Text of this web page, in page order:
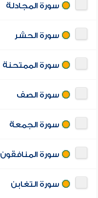
سورة المجادلة
سورة الحشر
سورة الممتحنة
سورة الصف
سورة الجمعة
سورة المنافقون
سورة التغابن